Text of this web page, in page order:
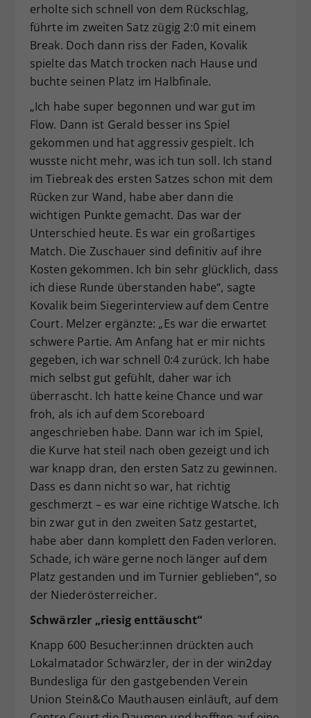
erholte sich schnell von dem Rückschlag,
führte im zweiten Satz zügig 2:0 mit einem
Break. Doch dann riss der Faden, Kovalik
spielte das Match trocken nach Hause und
buchte seinen Platz im Halbfinale.
„Ich habe super begonnen und war gut im
Flow. Dann ist Gerald besser ins Spiel
gekommen und hat aggressiv gespielt. Ich
wusste nicht mehr, was ich tun soll. Ich stand
im Tiebreak des ersten Satzes schon mit dem
Rücken zur Wand, habe aber dann die
wichtigen Punkte gemacht. Das war der
Unterschied heute. Es war ein großartiges
Match. Die Zuschauer sind definitiv auf ihre
Kosten gekommen. Ich bin sehr glücklich, dass
ich diese Runde überstanden habe“, sagte
Kovalik beim Siegerinterview auf dem Centre
Court. Melzer ergänzte: „Es war die erwartet
schwere Partie. Am Anfang hat er mir nichts
gegeben, ich war schnell 0:4 zurück. Ich habe
mich selbst gut gefühlt, daher war ich
überrascht. Ich hatte keine Chance und war
froh, als ich auf dem Scoreboard
angeschrieben habe. Dann war ich im Spiel,
die Kurve hat steil nach oben gezeigt und ich
war knapp dran, den ersten Satz zu gewinnen.
Dass es dann nicht so war, hat richtig
geschmerzt – es war eine richtige Watsche. Ich
bin zwar gut in den zweiten Satz gestartet,
habe aber dann komplett den Faden verloren.
Schade, ich wäre gerne noch länger auf dem
Platz gestanden und im Turnier geblieben“, so
der Niederösterreicher.
Schwärzler „riesig enttäuscht“
Knapp 600 Besucher:innen drückten auch
Lokalmatador Schwärzler, der in der win2day
Bundesliga für den gastgebenden Verein
Union Stein&Co Mauthausen einläuft, auf dem